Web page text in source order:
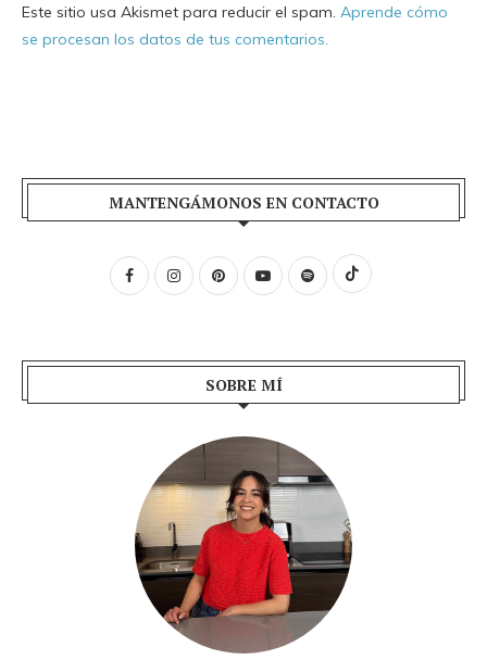
Este sitio usa Akismet para reducir el spam. Aprende cómo
se procesan los datos de tus comentarios.
MANTENGÁMONOS EN CONTACTO
SOBRE MÍ